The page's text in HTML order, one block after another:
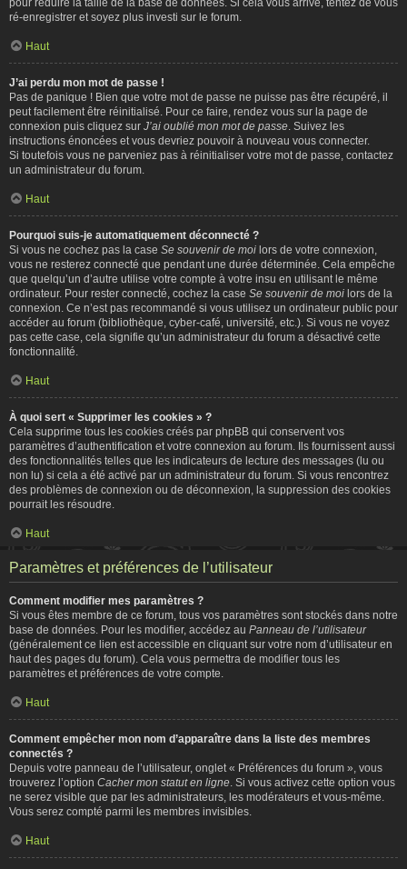
ré-enregistrer et soyez plus investi sur le forum.
Haut
J’ai perdu mon mot de passe !
Pas de panique ! Bien que votre mot de passe ne puisse pas être récupéré, il
peut facilement être réinitialisé. Pour ce faire, rendez vous sur la page de
connexion puis cliquez sur J’ai oublié mon mot de passe . Suivez les
instructions énoncées et vous devriez pouvoir à nouveau vous connecter.
Si toutefois vous ne parveniez pas à réinitialiser votre mot de passe, contactez
un administrateur du forum.
Haut
Pourquoi suis-je automatiquement déconnecté ?
Si vous ne cochez pas la case Se souvenir de moi lors de votre connexion,
vous ne resterez connecté que pendant une durée déterminée. Cela empêche
que quelqu’un d’autre utilise votre compte à votre insu en utilisant le même
ordinateur. Pour rester connecté, cochez la case Se souvenir de moi lors de la
connexion. Ce n’est pas recommandé si vous utilisez un ordinateur public pour
accéder au forum (bibliothèque, cyber-café, université, etc.). Si vous ne voyez
pas cette case, cela signifie qu’un administrateur du forum a désactivé cette
fonctionnalité.
Haut
À quoi sert « Supprimer les cookies » ?
Cela supprime tous les cookies créés par phpBB qui conservent vos
paramètres d’authentification et votre connexion au forum. Ils fournissent aussi
des fonctionnalités telles que les indicateurs de lecture des messages (lu ou
non lu) si cela a été activé par un administrateur du forum. Si vous rencontrez
des problèmes de connexion ou de déconnexion, la suppression des cookies
pourrait les résoudre.
Haut
Paramètres et préférences de l’utilisateur
Comment modifier mes paramètres ?
Si vous êtes membre de ce forum, tous vos paramètres sont stockés dans notre
base de données. Pour les modifier, accédez au Panneau de l’utilisateur
(généralement ce lien est accessible en cliquant sur votre nom d’utilisateur en
haut des pages du forum). Cela vous permettra de modifier tous les
paramètres et préférences de votre compte.
Haut
Comment empêcher mon nom d’apparaître dans la liste des membres
connectés ?
Depuis votre panneau de l’utilisateur, onglet « Préférences du forum », vous
trouverez l’option Cacher mon statut en ligne . Si vous activez cette option vous
ne serez visible que par les administrateurs, les modérateurs et vous-même.
Vous serez compté parmi les membres invisibles.
Haut